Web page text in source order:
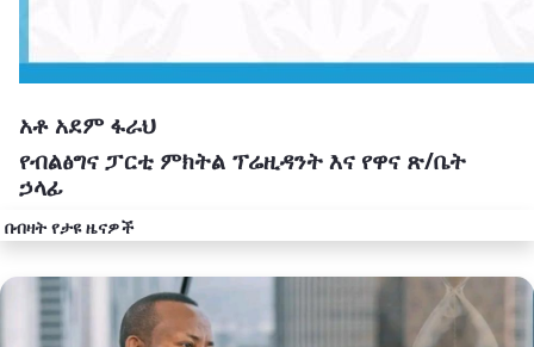
አቶ አደም ፋራህ
የብልፅግና ፓርቲ ምክትል ፕሬዚዳንት እና የዋና ጽ/ቤት
ኃላፊ
በብዛት የታዩ ዜናዎች